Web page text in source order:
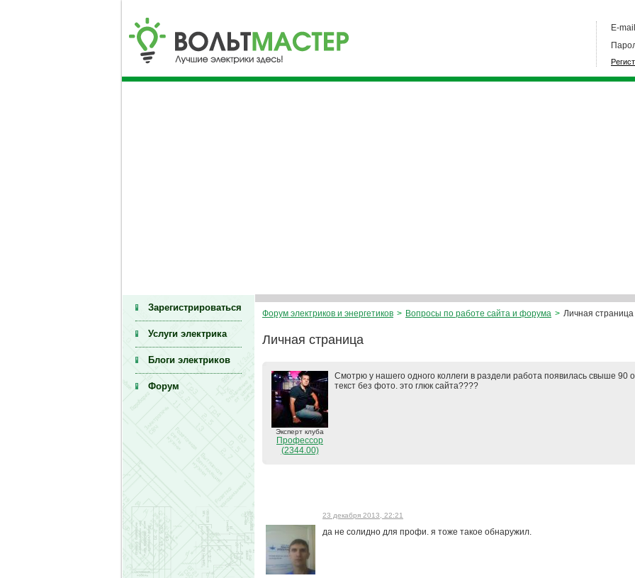
E-
Зарегистрироваться
Услуги электрика
Блоги электриков
Форум
Форум электриков и энергетиков > Вопросы по работе сайта и форума > Личная страница
Личная страница
Эксперт клуба
Профессор
(2344.00)
Смотрю у нашего одного коллеги в раздели работа появилась свыше 90
текст без фото. это глюк сайта????
23 декабря 2013, 22:21
да не солидно для профи. я тоже такое обнаружил.